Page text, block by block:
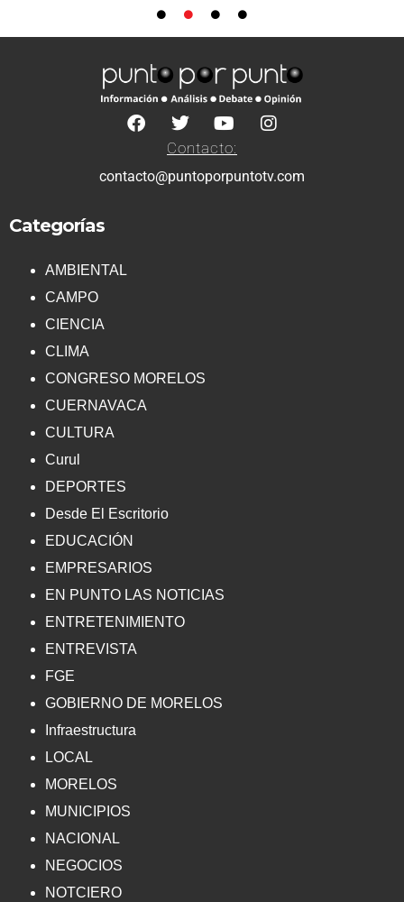
Contacto:
contacto@puntoporpuntotv.com
Categorías
AMBIENTAL
CAMPO
CIENCIA
CLIMA
CONGRESO MORELOS
CUERNAVACA
CULTURA
Curul
DEPORTES
Desde El Escritorio
EDUCACIÓN
EMPRESARIOS
EN PUNTO LAS NOTICIAS
ENTRETENIMIENTO
ENTREVISTA
FGE
GOBIERNO DE MORELOS
Infraestructura
LOCAL
MORELOS
MUNICIPIOS
NACIONAL
NEGOCIOS
NOTCIERO